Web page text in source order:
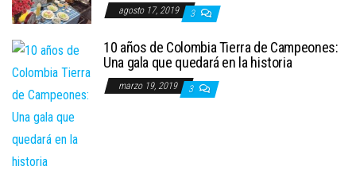
agosto 17, 2019 3
10 años de Colombia Tierra de Campeones:
Una gala que quedará en la historia
marzo 19, 2019 3